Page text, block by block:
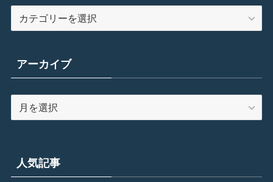
テ
リ
ー
アーカイブ
ー
ブ人気記事